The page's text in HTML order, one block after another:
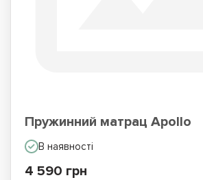
Пружинний матрац Apollo
В наявності
4 590 грн